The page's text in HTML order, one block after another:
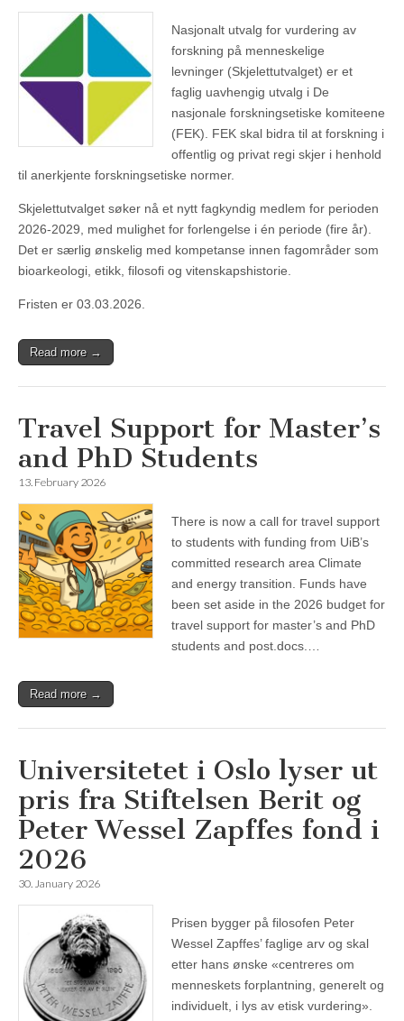
Nasjonalt utvalg for vurdering av
forskning på menneskelige
levninger (Skjelettutvalget) er et
faglig uavhengig utvalg i De
nasjonale forskningsetiske komiteene
(FEK). FEK skal bidra til at forskning i
offentlig og privat regi skjer i henhold
til anerkjente forskningsetiske normer.
Skjelettutvalget søker nå et nytt fagkyndig medlem for perioden
2026-2029, med mulighet for forlengelse i én periode (fire år).
Det er særlig ønskelig med kompetanse innen fagområder som
bioarkeologi, etikk, filosofi og vitenskapshistorie.
Fristen er 03.03.2026.
Read more →
Travel Support for Master’s
and PhD Students
13. February 2026
There is now a call for travel support
to students with funding from UiB’s
committed research area Climate
and energy transition. Funds have
been set aside in the 2026 budget for
travel support for master’s and PhD
students and post.docs.…
Read more →
Universitetet i Oslo lyser ut
pris fra Stiftelsen Berit og
Peter Wessel Zapffes fond i
2026
30. January 2026
Prisen bygger på filosofen Peter
Wessel Zapffes’ faglige arv og skal
etter hans ønske «centreres om
menneskets forplantning, generelt og
individuelt, i lys av etisk vurdering».